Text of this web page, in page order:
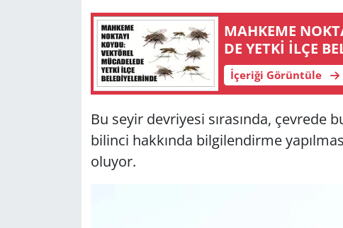
MAH­KE­ME NOK­TA­YI KOYDU: VEK­TÖ­REL MÜ­CA­DE­LE­
DE
İçeriği Görüntüle
Bu seyir devriyesi sırasında, çevrede
bilinci hakkında bilgilendirme
oluyor.